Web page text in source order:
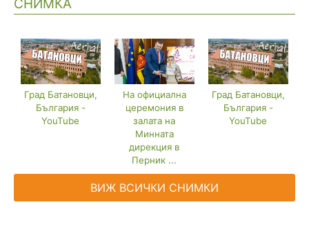
СНИМКА
Град Батановци,
България -
YouTube
На официална
церемония в
залата на
Минната
дирекция в
Перник ...
Град Батановци,
България -
YouTube
ВИЖ ВСИЧКИ СНИМКИ